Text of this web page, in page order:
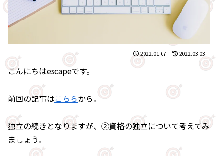
2022.01.07 2022.03.03
こんにちはescapeです。
前回の記事はこちらから。
独立の続きとなりますが、②資格の独立について考えてみ
ましょう。